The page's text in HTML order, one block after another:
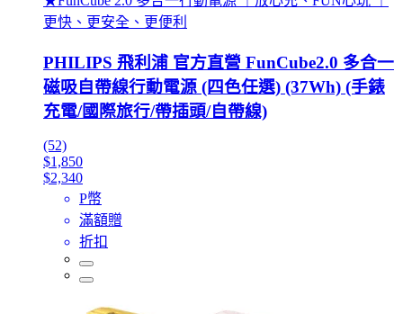
更快、更安全、更便利
PHILIPS 飛利浦 官方直營 FunCube2.0 多合一
磁吸自帶線行動電源 (四色任選) (37Wh) (手錶
充電/國際旅行/帶插頭/自帶線)
(52)
$1,850
$2,340
P幣
滿額贈
折扣